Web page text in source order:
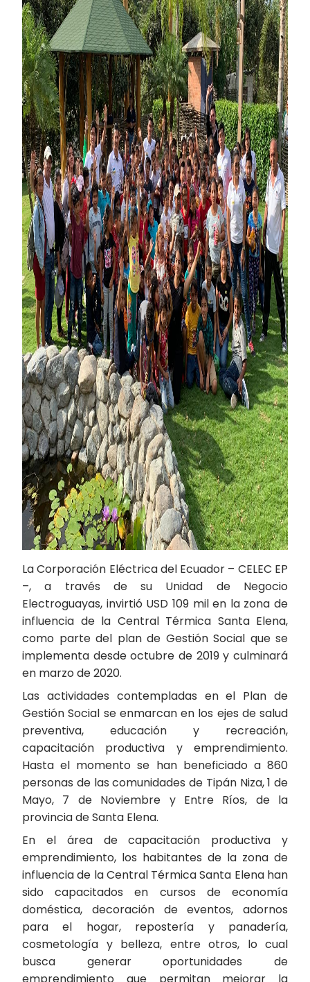
La Corporación Eléctrica del Ecuador – CELEC EP
–, a través de su Unidad de Negocio
Electroguayas, invirtió USD 109 mil en la zona de
influencia de la Central Térmica Santa Elena,
como parte del plan de Gestión Social que se
implementa desde octubre de 2019 y culminará
en marzo de 2020.
Las actividades contempladas en el Plan de
Gestión Social se enmarcan en los ejes de salud
preventiva, educación y recreación,
capacitación productiva y emprendimiento.
Hasta el momento se han beneficiado a 860
personas de las comunidades de Tipán Niza, 1 de
Mayo, 7 de Noviembre y Entre Ríos, de la
provincia de Santa Elena.
En el área de capacitación productiva y
emprendimiento, los habitantes de la zona de
influencia de la Central Térmica Santa Elena han
sido capacitados en cursos de economía
doméstica, decoración de eventos, adornos
para el hogar, repostería y panadería,
cosmetología y belleza, entre otros, lo cual
busca generar oportunidades de